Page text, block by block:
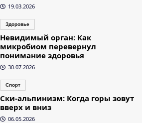
19.03.2026
Здоровье
Невидимый орган: Как
микробиом перевернул
понимание здоровья
30.07.2026
Спорт
Ски-альпинизм: Когда горы зовут
вверх и вниз
06.05.2026